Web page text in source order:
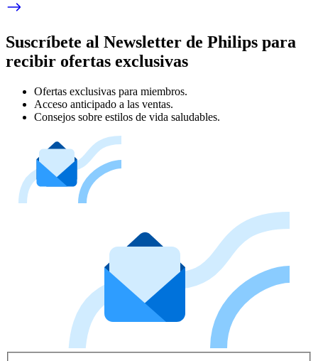
Suscríbete al Newsletter de Philips para
recibir ofertas exclusivas
Ofertas exclusivas para miembros.
Acceso anticipado a las ventas.
Consejos sobre estilos de vida saludables.